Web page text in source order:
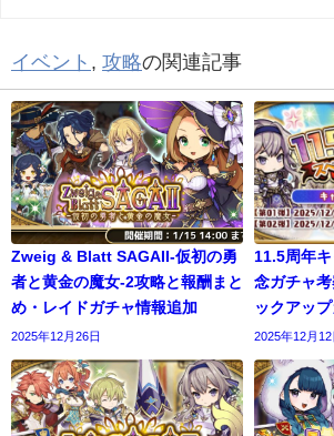
イベント , 攻略の関連記事
Zweig & Blatt SAGAII-仮初の勇
者と黄金の魔女-2攻略と報酬まと
め・レイドガチャ情報追加
2025年12月26日
11.5周年
念ガチャ
ックアッ
2025年12月12